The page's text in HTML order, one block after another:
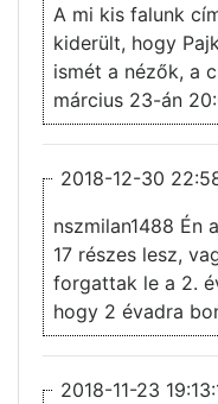
A mi kis falunk
kiderült, hogy
ismét a nézők, a
március 23-án
2018-12-30
nszmilan1488 Én
17 részes lesz,
forgattak le a 2.
hogy 2 évadra
2018-11-23